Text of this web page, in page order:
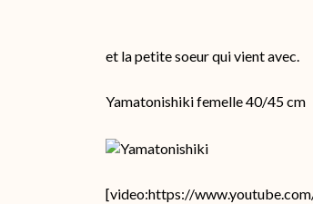
et la petite soeur qui vient avec.
Yamatonishiki femelle 40/45 cm
[video:https://